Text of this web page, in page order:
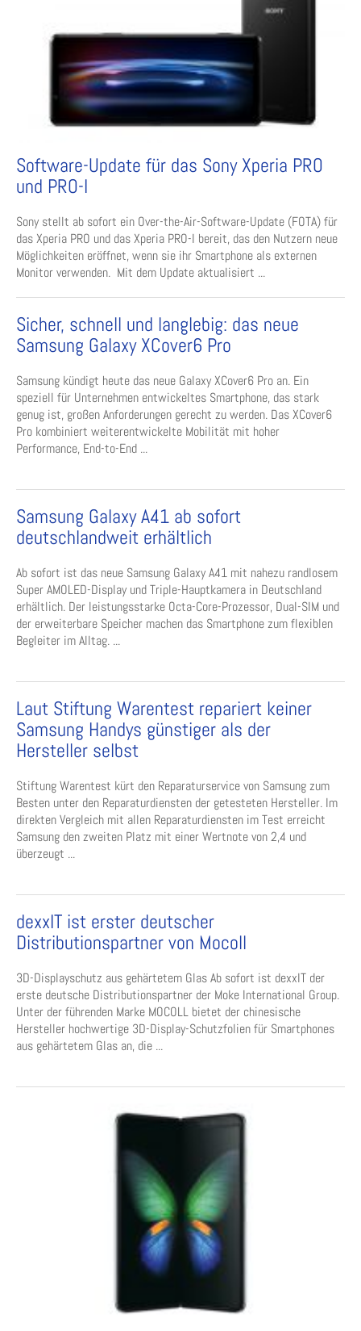
Software-Update für das Sony Xperia PRO
und PRO-I
Sony stellt ab sofort ein Over-the-Air-Software-Update (FOTA) für
das Xperia PRO und das Xperia PRO-I bereit, das den Nutzern neue
Möglichkeiten eröffnet, wenn sie ihr Smartphone als externen
Monitor verwenden. Mit dem Update aktualisiert ...
Sicher, schnell und langlebig: das neue
Samsung Galaxy XCover6 Pro
Samsung kündigt heute das neue Galaxy XCover6 Pro an. Ein
speziell für Unternehmen entwickeltes Smartphone, das stark
genug ist, großen Anforderungen gerecht zu werden. Das XCover6
Pro kombiniert weiterentwickelte Mobilität mit hoher
Performance, End-to-End ...
Samsung Galaxy A41 ab sofort
deutschlandweit erhältlich
Ab sofort ist das neue Samsung Galaxy A41 mit nahezu randlosem
Super AMOLED-Display und Triple-Hauptkamera in Deutschland
erhältlich. Der leistungsstarke Octa-Core-Prozessor, Dual-SIM und
der erweiterbare Speicher machen das Smartphone zum flexiblen
Begleiter im Alltag. ...
Laut Stiftung Warentest repariert keiner
Samsung Handys günstiger als der
Hersteller selbst
Stiftung Warentest kürt den Reparaturservice von Samsung zum
Besten unter den Reparaturdiensten der getesteten Hersteller. Im
direkten Vergleich mit allen Reparaturdiensten im Test erreicht
Samsung den zweiten Platz mit einer Wertnote von 2,4 und
überzeugt ...
dexxIT ist erster deutscher
Distributionspartner von Mocoll
3D-Displayschutz aus gehärtetem Glas Ab sofort ist dexxIT der
erste deutsche Distributionspartner der Moke International Group.
Unter der führenden Marke MOCOLL bietet der chinesische
Hersteller hochwertige 3D-Display-Schutzfolien für Smartphones
aus gehärtetem Glas an, die ...